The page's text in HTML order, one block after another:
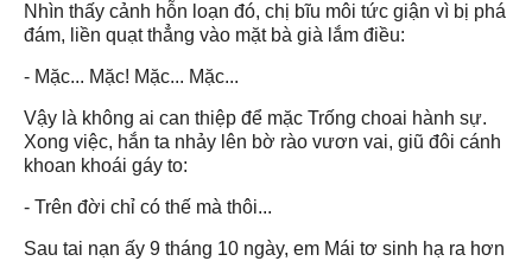
Nhìn thấy cảnh hỗn loạn đó, chị bĩu môi tức giận vì bị phá
đám, liền quạt thẳng vào mặt bà già lắm điều:
- Mặc... Mặc! Mặc... Mặc...
Vậy là không ai can thiệp để mặc Trống choai hành sự.
Xong việc, hắn ta nhảy lên bờ rào vươn vai, giũ đôi cánh
khoan khoái gáy to:
- Trên đời chỉ có thế mà thôi...
Sau tai nạn ấy 9 tháng 10 ngày, em Mái tơ sinh hạ ra hơn